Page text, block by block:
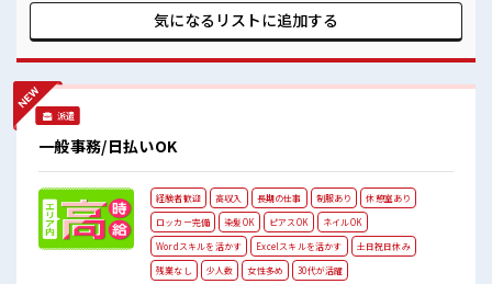
ましょう！ ■職場の雰囲気 女性も活躍しやすい雰囲気の職場
です！ 派手すぎなければ多少のヘアカラーもOKなのはウレシ
ゃおう！
気になるリストに追加する
派遣
一般事務/日払いOK
経験者歓迎 高収入 長期の仕事 制服あり
休憩室あり
ロッカー完備
染髪OK ピアスOK
ネイルOK
Wordスキルを活かす
Excelスキルを活かす
土日祝日休み
残業なし
少人数 女性多め 30代が活躍